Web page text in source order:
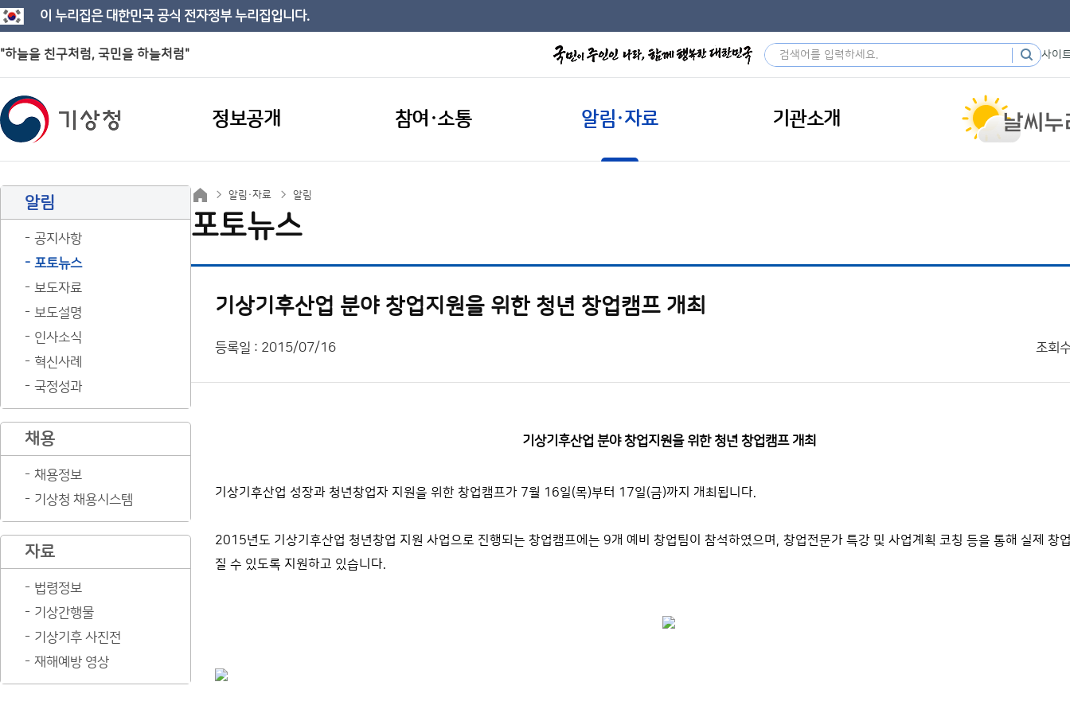
이 누리집은 대한민국 공식 전자정부 누리집입니다.
"하늘을 친구처럼, 국민을 하늘처럼" 사이
정보공개 참여·소통 알림·자료 기관소개
알림
공지사항
포토뉴스
보도자료
보도설명
인사소식
혁신사례
국정성과
채용
채용정보
기상청 채용시스템
자료
법령정보
기상간행물
기상기후 사진전
재해예방 영상
알림·자료 알림
포토뉴스
기상기후산업 분야 창업지원을 위한 청년 창업캠프 개최
등록일 : 2015/07/16 조회
기상기후산업 분야 창업지원을 위한 청년 창업캠프 개최
기상기후산업 성장과 청년창업자 지원을 위한 창업캠프가 7월 16일(목)부터 17일(금)까지 개최됩니다.
2015년도 기상기후산업 청년창업 지원 사업으로 진행되는 창업캠프에는 9개 예비 창업팀이 참석하였으며, 창업전문가 특강 및 사업계획 코칭 등을 통해 실제 창
질 수 있도록 지원하고 있습니다.